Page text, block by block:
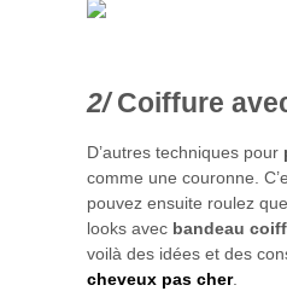
Coiffure
D’autres techniques pour
comme une couronne.
pouvez ensuite roulez
looks avec bandeau
voilà des idées et des
cheveux pas cher.